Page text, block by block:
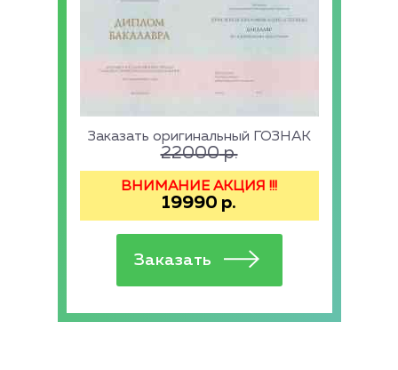
Заказать оригинальный ГОЗНАК
22000р.
ВНИМАНИЕ АКЦИЯ !!!
19990 р.